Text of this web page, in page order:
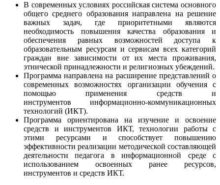
В современных условиях российская система основного
общего среднего образования направлена на решение
важных задач, где приоритетными являются
необходимость повышения качества образования и
обеспечения равных возможностей доступа к
образовательным ресурсам и сервисам всех категорий
граждан вне зависимости от их места проживания,
этнической принадлежности и религиозных убеждений.
Программа направлена на расширение представлений о
современных возможностях организации обучения с
помощью применения средств и
инструментов информационно-коммуникационных
технологий (ИКТ).
Программа ориентирована на изучение и освоение
средств и инструментов ИКТ, технологии работы с
этими ресурсами и способствует повышению
эффективности реализации методической составляющей
деятельности педагога в информационной среде с
использованием освоенных ранее ресурсов,
инструментов и средств ИКТ.